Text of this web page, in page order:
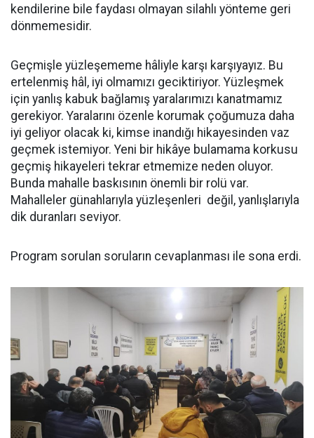
kendilerine bile faydası olmayan silahlı yönteme geri
dönmemesidir.
Geçmişle yüzleşememe hâliyle karşı karşıyayız. Bu
ertelenmiş hâl, iyi olmamızı geciktiriyor. Yüzleşmek
için yanlış kabuk bağlamış yaralarımızı kanatmamız
gerekiyor. Yaralarını özenle korumak çoğumuza daha
iyi geliyor olacak ki, kimse inandığı hikayesinden vaz
geçmek istemiyor. Yeni bir hikâye bulamama korkusu
geçmiş hikayeleri tekrar etmemize neden oluyor.
Bunda mahalle baskısının önemli bir rolü var.
Mahalleler günahlarıyla yüzleşenleri değil, yanlışlarıyla
dik duranları seviyor.
Program sorulan soruların cevaplanması ile sona erdi.